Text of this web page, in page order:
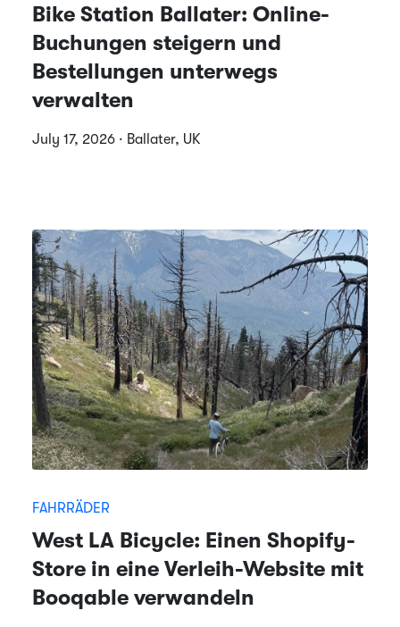
Bike Station Ballater: Online-
Buchungen steigern und
Bestellungen unterwegs
verwalten
July 17, 2026 · Ballater, UK
FAHRRÄDER
West LA Bicycle: Einen Shopify-
Store in eine Verleih-Website mit
Booqable verwandeln